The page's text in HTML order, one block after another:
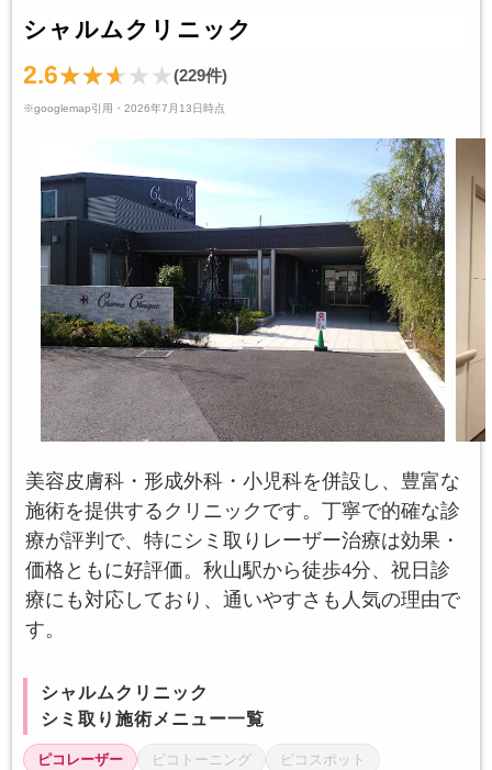
シャルムクリニック
2.6 (229件)
※googlemap引用・2026年7月13日時点
美容皮膚科・形成外科・小児科を併設し、豊富な
施術を提供するクリニックです。丁寧で的確な診
療が評判で、特にシミ取りレーザー治療は効果・
価格ともに好評価。秋山駅から徒歩4分、祝日診
療にも対応しており、通いやすさも人気の理由で
す。
シャルムクリニック
シミ取り施術メニュー一覧
ピコレーザー ピコトーニング
ピコスポット